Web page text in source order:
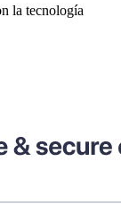
la tecnología